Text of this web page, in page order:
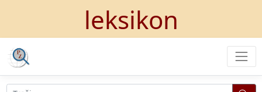
leksikon